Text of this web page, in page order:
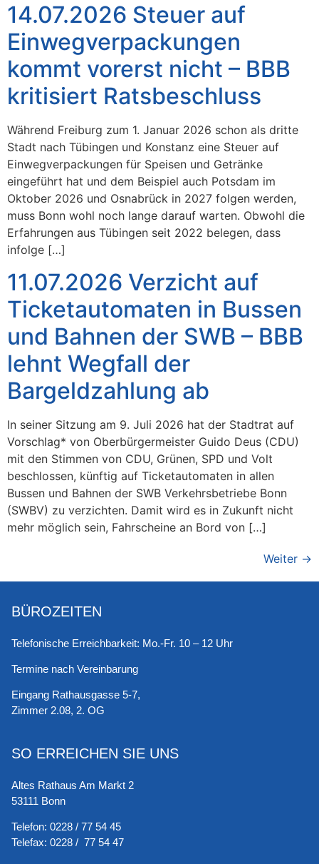
14.07.2026 Steuer auf
Einwegverpackungen
kommt vorerst nicht – BBB
kritisiert Ratsbeschluss
Während Freiburg zum 1. Januar 2026 schon als dritte
Stadt nach Tübingen und Konstanz eine Steuer auf
Einwegverpackungen für Speisen und Getränke
eingeführt hat und dem Beispiel auch Potsdam im
Oktober 2026 und Osnabrück in 2027 folgen werden,
muss Bonn wohl noch lange darauf warten. Obwohl die
Erfahrungen aus Tübingen seit 2022 belegen, dass
infolge […]
11.07.2026 Verzicht auf
Ticketautomaten in Bussen
und Bahnen der SWB – BBB
lehnt Wegfall der
Bargeldzahlung ab
In seiner Sitzung am 9. Juli 2026 hat der Stadtrat auf
Vorschlag* von Oberbürgermeister Guido Deus (CDU)
mit den Stimmen von CDU, Grünen, SPD und Volt
beschlossen, künftig auf Ticketautomaten in allen
Bussen und Bahnen der SWB Verkehrsbetriebe Bonn
(SWBV) zu verzichten. Damit wird es in Zukunft nicht
mehr möglich sein, Fahrscheine an Bord von […]
Weiter →
BÜROZEITEN
Telefonische Erreichbarkeit: Mo.-Fr. 10 – 12 Uhr
Termine nach Vereinbarung
Eingang Rathausgasse 5-7,
Zimmer 2.08, 2. OG
SO ERREICHEN SIE UNS
Altes Rathaus Am Markt 2
53111 Bonn
Telefon: 0228 / 77 54 45
Telefax: 0228 / 77 54 47